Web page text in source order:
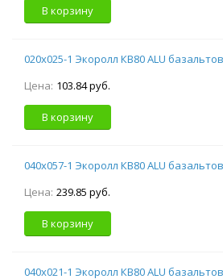
В корзину
020х025-1 Экоролл КВ80 ALU
Цена: 103.84 руб.
В корзину
040х057-1 Экоролл КВ80 ALU
Цена: 239.85 руб.
В корзину
040х021-1 Экоролл КВ80 ALU